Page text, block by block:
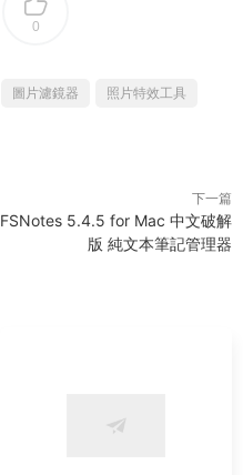
0
圖片濾鏡器 照片特效工具
下一篇
FSNotes 5.4.5 for Mac 中文破解
版 純文本筆記管理器